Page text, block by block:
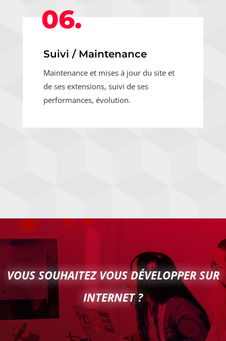
06.
Suivi / Maintenance
Maintenance et mises à jour du site et
de ses extensions, suivi de ses
performances, évolution.
VOUS SOUHAITEZ VOUS DÉVELOPPER SUR
INTERNET ?